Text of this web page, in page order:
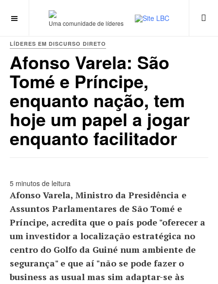
Uma comunidade de líderes
LÍDERES EM DISCURSO DIRETO
Afonso Varela: São
Tomé e Príncipe,
enquanto nação, tem
hoje um papel a jogar
enquanto facilitador
5 minutos de leitura
Afonso Varela, Ministro da Presidência e
Assuntos Parlamentares de São Tomé e
Príncipe, acredita que o país pode "oferecer a
um investidor a localização estratégica no
centro do Golfo da Guiné num ambiente de
segurança" e que aí "não se pode fazer o
business as usual mas sim adaptar-se às